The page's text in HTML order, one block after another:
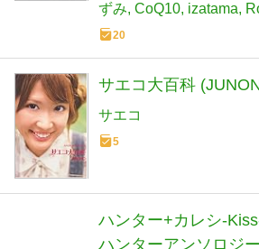
ずみ CoQ10 izatama
20
サエコ大百科
サエコ
5
ハンター+カレシ-
ハンターアンソロジ